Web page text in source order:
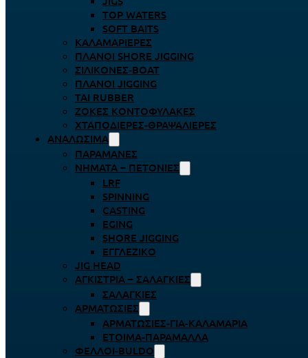
TOP WATERS
SOFT BAITS
ΚΑΛΑΜΑΡΙΈΡΕΣ
ΠΛΆΝΟΙ SHORE JIGGING
ΣΙΛΙΚΌΝΕΣ-BOAT
ΠΛΆΝΟΙ JIGGING
TAI RUBBER
ΖΌΚΕΣ ΚΟΝΤΟΦΎΛΑΚΕΣ
ΧΤΑΠΟΔΙΈΡΕΣ-ΘΡΑΨΑΛΙΈΡΕΣ
ΑΝΑΛΏΣΙΜΑ
ΠΑΡΑΜΆΝΕΣ
ΝΉΜΑΤΑ – ΠΕΤΟΝΙΈΣ
LRF
SPINNING
CASTING
EGING
SHORE JIGGING
ΕΓΓΛΈΖΙΚΟ
JIG HEAD
ΑΓΚΊΣΤΡΙΑ – ΣΑΛΑΓΚΙΈΣ
ΣΑΛΑΓΚΙΈΣ
ΑΡΜΑΤΩΣΙΈΣ
ΑΡΜΑΤΩΣΙΈΣ-ΓΙΑ-ΚΑΛΑΜΆΡΙΑ
ΈΤΟΙΜΑ-ΠΑΡΆΜΑΛΛΑ
ΦΕΛΛΟΊ-BULDO